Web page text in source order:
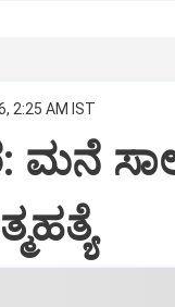
2:25 AM IST
ಮನೆ